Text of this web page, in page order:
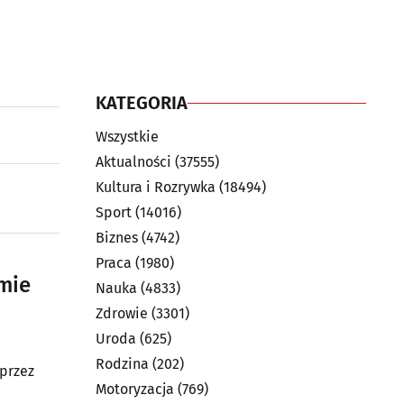
KATEGORIA
Wszystkie
Aktualności (37555)
Kultura i Rozrywka (18494)
Sport (14016)
Biznes (4742)
Praca (1980)
Nauka (4833)
Zdrowie (3301)
Uroda (625)
Rodzina (202)
Motoryzacja (769)